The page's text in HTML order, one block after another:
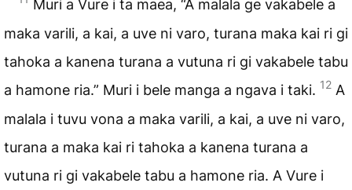
Muri a Vure i ta maea, “A malala ge vakabele a
maka varili, a kai, a uve ni varo, turana maka kai ri gi
tahoka a kanena turana a vutuna ri gi vakabele tabu
a hamone ria.” Muri i bele manga a ngava i taki. 12 A
malala i tuvu vona a maka varili, a kai, a uve ni varo,
turana a maka kai ri tahoka a kanena turana a
vutuna ri gi vakabele tabu a hamone ria. A Vure i